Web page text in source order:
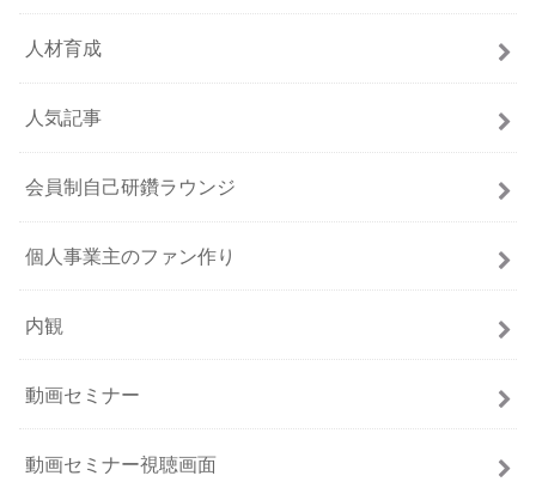
人材育成
人気記事
会員制自己研鑽ラウンジ
個人事業主のファン作り
内観
動画セミナー
動画セミナー視聴画面